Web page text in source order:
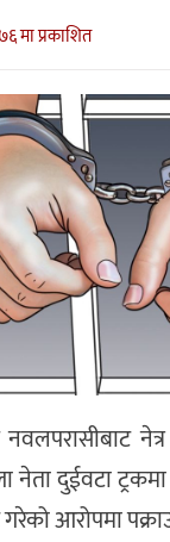
मा प्रकाशित
नेता दुईवटा
आरोपमा